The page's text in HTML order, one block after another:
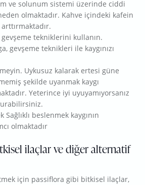
ve solunum sistemi üzerinde ciddi
olmaktadır. Kahve içindeki kafein
arttırmaktadır.
tekniklerini kullanın.
gevşeme teknikleri ile kaygınızı
Uykusuz kalarak ertesi güne
şekilde uyanmak kaygı
Yeterince iyi uyuyamıyorsanız
Sağlıklı beslenmek kaygının
olmaktadır
ilaçlar ve diğer alternatif
için passiflora gibi bitkisel ilaçlar,